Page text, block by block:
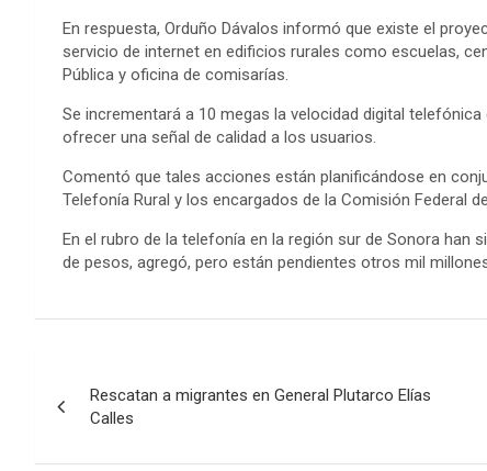
En respuesta, Orduño Dávalos informó que existe el
servicio de internet en edificios rurales como escuelas,
Pública y oficina de comisarías.
Se incrementará a 10 megas la velocidad digital
ofrecer una señal de calidad a los usuarios.
Comentó que tales acciones están planificándose en
Telefonía Rural y los encargados de la Comisión Federal
En el rubro de la telefonía en la región sur de Sonora han
de pesos, agregó, pero están pendientes otros mil
navigation
Rescatan a migrantes en General Plutarco Elías
Calles